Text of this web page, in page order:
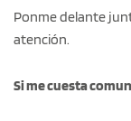
Ponme delante
atención.
Si me cuesta